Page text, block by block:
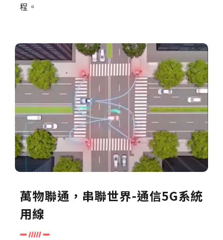
程。
萬物聯通，串聯世界-通信5G系統
用線